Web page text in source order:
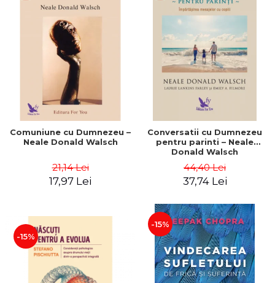
Comuniune cu Dumnezeu –
Neale Donald Walsch
21,14 Lei
17,97 Lei
Conversatii cu Dumnezeu
pentru parinti – Neale
Donald Walsch
44,40 Lei
37,74 Lei
-15%
-15%